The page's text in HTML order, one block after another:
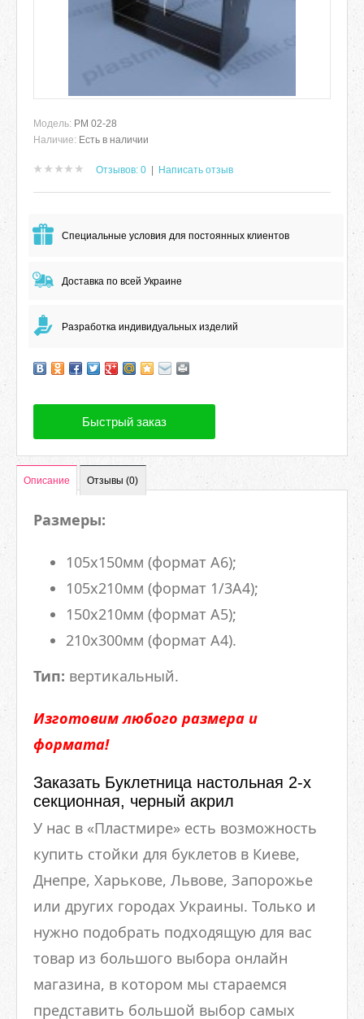
Модель: РМ 02-28
Наличие: Есть в наличии
Отзывов: 0 Написать отзыв
Специальные условия для постоянных клиентов
Доставка по всей Украине
Разработка индивидуальных изделий
Быстрый заказ
Описание Отзывы (0)
Размеры:
105х150мм (формат А6);
105х210мм (формат 1/3А4);
150х210мм (формат А5);
210х300мм (формат А4).
Тип: вертикальный.
Изготовим любого размера и
формата!
Заказать Буклетница настольная 2-х
секционная, черный акрил
У нас в «Пластмире» есть возможность
купить стойки для буклетов в Киеве,
Днепре, Харькове, Львове, Запорожье
или других городах Украины. Только и
нужно подобрать подходящую для вас
товар из большого выбора онлайн
магазина, в котором мы стараемся
представить большой выбор самых